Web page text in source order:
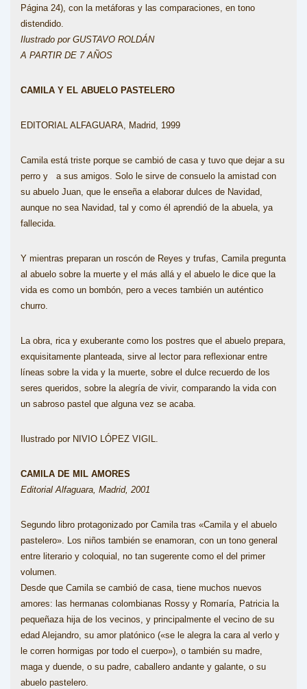
Página 24), con la metáforas y las comparaciones, en tono
distendido.
Ilustrado por GUSTAVO ROLDÁN
A PARTIR DE 7 AÑOS
CAMILA Y EL ABUELO PASTELERO
EDITORIAL ALFAGUARA, Madrid, 1999
Camila está triste porque se cambió de casa y tuvo que dejar a su
perro y a sus amigos. Solo le sirve de consuelo la amistad con
su abuelo Juan, que le enseña a elaborar dulces de Navidad,
aunque no sea Navidad, tal y como él aprendió de la abuela, ya
fallecida.
Y mientras preparan un roscón de Reyes y trufas, Camila pregunta
al abuelo sobre la muerte y el más allá y el abuelo le dice que la
vida es como un bombón, pero a veces también un auténtico
churro.
La obra, rica y exuberante como los postres que el abuelo prepara,
exquisitamente planteada, sirve al lector para reflexionar entre
líneas sobre la vida y la muerte, sobre el dulce recuerdo de los
seres queridos, sobre la alegría de vivir, comparando la vida con
un sabroso pastel que alguna vez se acaba.
Ilustrado por NIVIO LÓPEZ VIGIL.
CAMILA DE MIL AMORES
Editorial Alfaguara, Madrid, 2001
Segundo libro protagonizado por Camila tras «Camila y el abuelo
pastelero». Los niños también se enamoran, con un tono general
entre literario y coloquial, no tan sugerente como el del primer
volumen.
Desde que Camila se cambió de casa, tiene muchos nuevos
amores: las hermanas colombianas Rossy y Romaría, Patricia la
pequeñaza hija de los vecinos, y principalmente el vecino de su
edad Alejandro, su amor platónico («se le alegra la cara al verlo y
le corren hormigas por todo el cuerpo»), o también su madre,
maga y duende, o su padre, caballero andante y galante, o su
abuelo pastelero.